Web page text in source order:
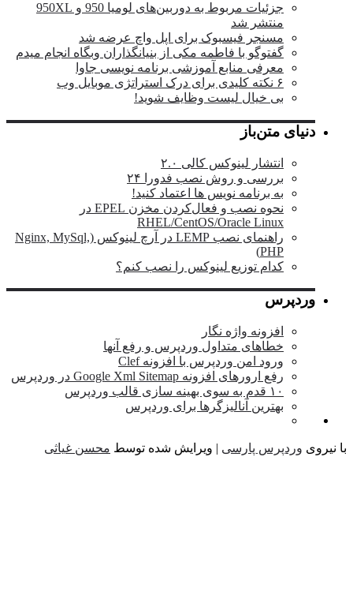
جزئیات مربوط به دوربین‌های لومیا 950 و 950XL
منتشر شد
مسنجر فیسبوک برای اپل واچ عرضه شد
گفتوگو با فاطمه مکی از بنیانگذاران وبگاه انجام میدم
معرفی منابع آموزشی برنامه نویسی جاوا
بی خیال لیست وظایف شوید!
دنیای متن‌باز
انتشار لینوکس کالی ۲.۰
بررسی و روش نصب فدورا ۲۴
به برنامه نویس ها اعتماد کنید!
نحوه نصب و فعال‌کردن مخزن EPEL در
RHEL/CentOS/Oracle Linux
راهنمای نصب LEMP در آرچ لینوکس (Nginx, MySql,
کدام توزیع لینوکس را نصب کنم؟
وردپرس
افزونه واژه نگار
خطاهای متداول وردپرس و رفع آنها
ورود امن وردپرس با افزونه Clef
رفع ارورهای افزونه Google Xml Sitemap در وردپرس
۱۰ قدم به سوی بهینه سازی قالب وردپرس
بهترین آنالیزگرها برای وردپرس
وردپرس پارسی| ویرایش شده توسطمحسن غیاثی